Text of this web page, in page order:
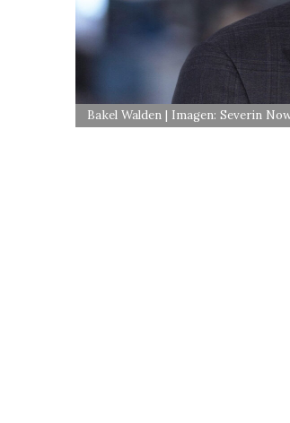
Bakel Walden | Imagen: Severin